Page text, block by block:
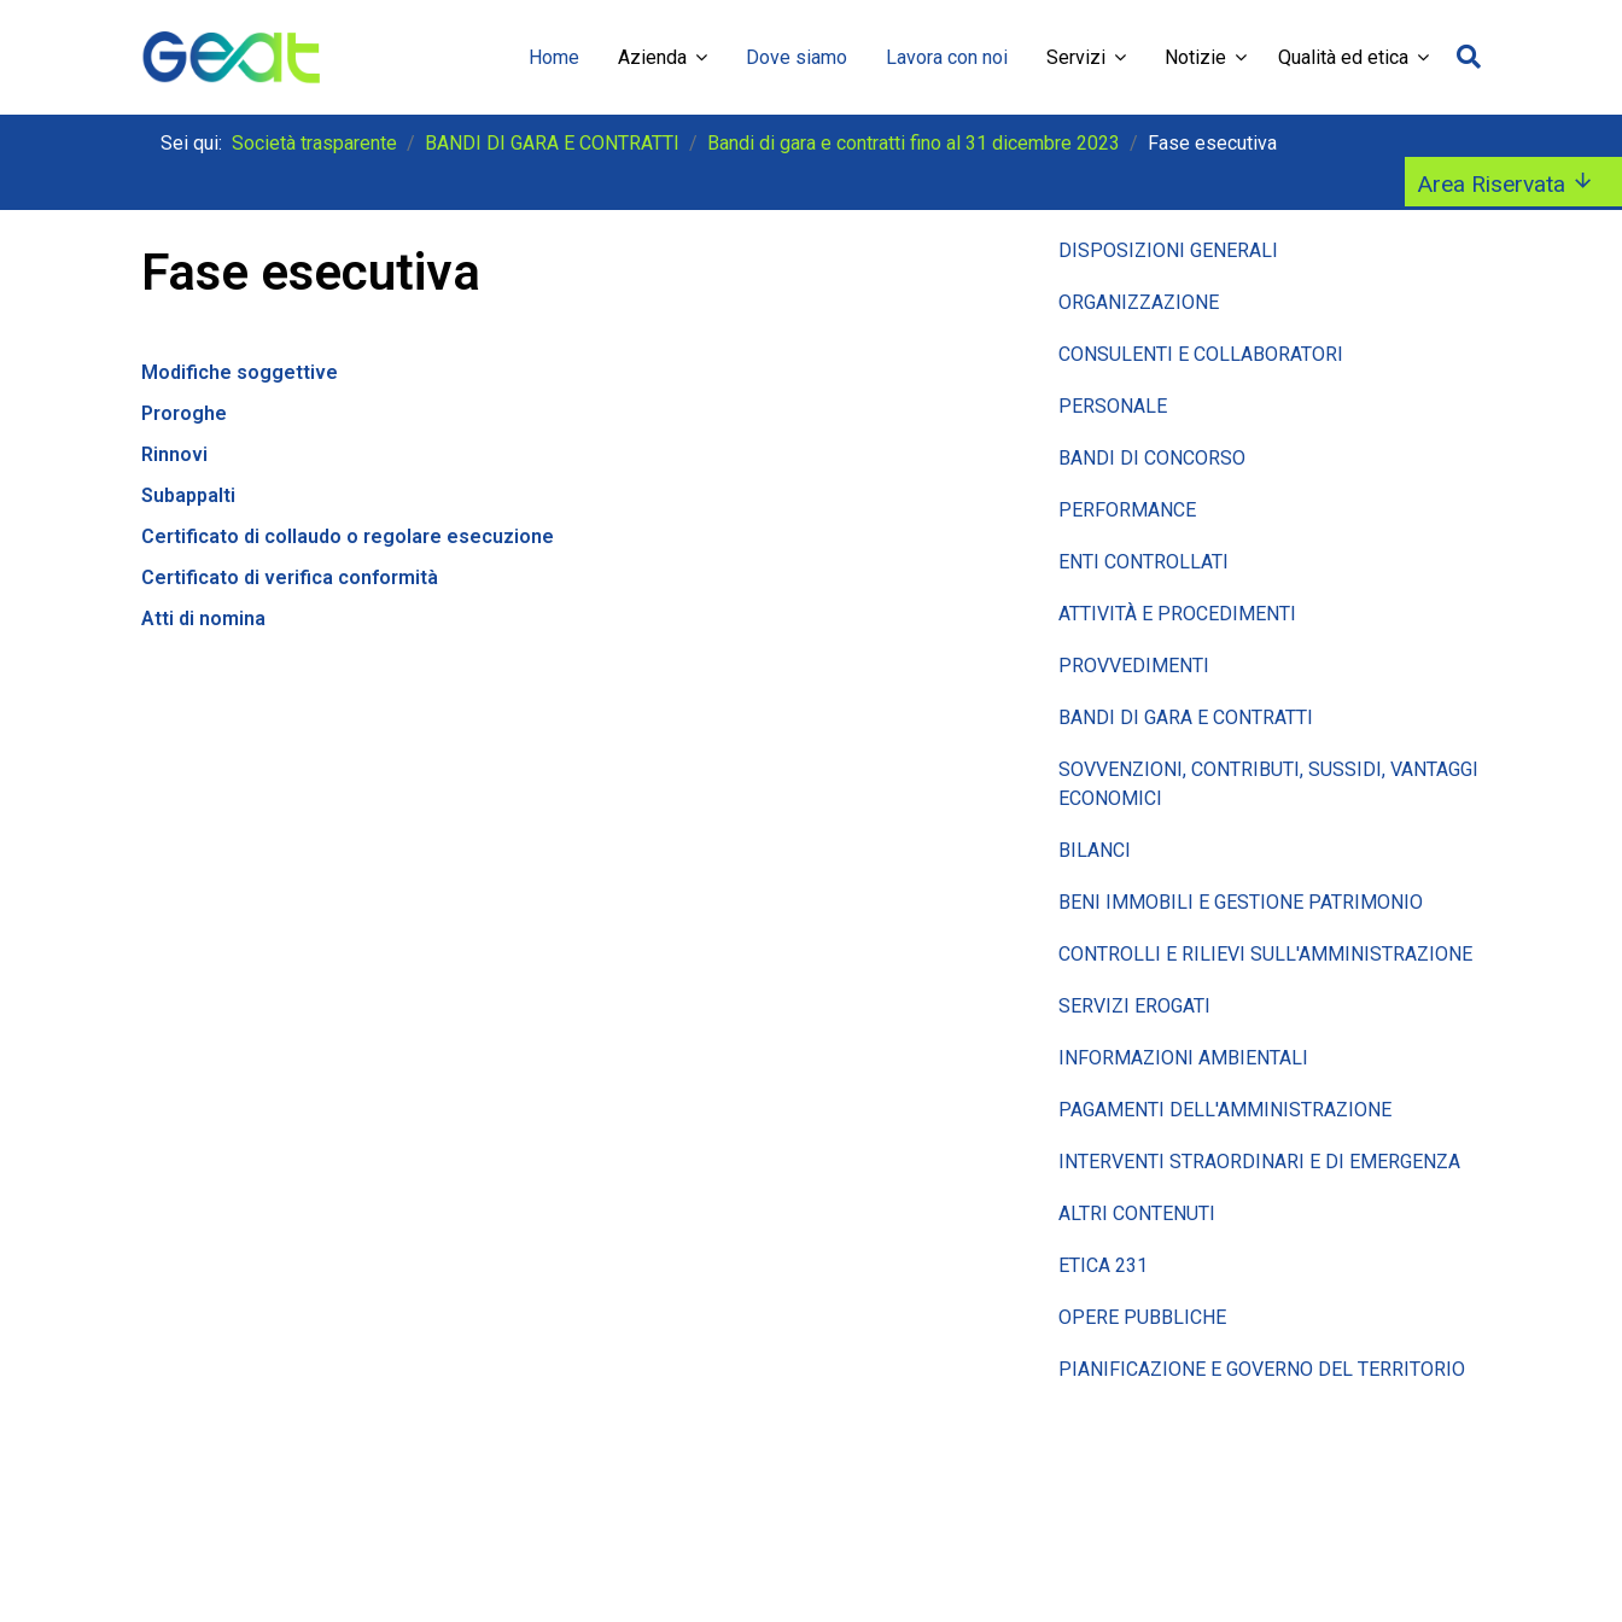
Home Azienda Dove siamo Lavora con noi Servizi Notizie Qualità ed etica
Sei qui: Società trasparente BANDI DI GARA E CONTRATTI Bandi di gara e contratti fino al 31 dicembre 2023 Fase esecutiva
Fase esecutiva
Modifiche soggettive
Proroghe
Rinnovi
Subappalti
Certificato di collaudo o regolare esecuzione
Certificato di verifica conformità
Atti di nomina
DISPOSIZIONI GENERALI
ORGANIZZAZIONE
CONSULENTI E COLLABORATORI
PERSONALE
BANDI DI CONCORSO
PERFORMANCE
ENTI CONTROLLATI
ATTIVITÀ E PROCEDIMENTI
PROVVEDIMENTI
BANDI DI GARA E CONTRATTI
SOVVENZIONI, CONTRIBUTI, SUSSIDI, VANTAGGI
ECONOMICI
BILANCI
BENI IMMOBILI E GESTIONE PATRIMONIO
CONTROLLI E RILIEVI SULL'AMMINISTRAZIONE
SERVIZI EROGATI
INFORMAZIONI AMBIENTALI
PAGAMENTI DELL'AMMINISTRAZIONE
INTERVENTI STRAORDINARI E DI EMERGENZA
ALTRI CONTENUTI
ETICA 231
OPERE PUBBLICHE
PIANIFICAZIONE E GOVERNO DEL TERRITORIO
Area Riservata